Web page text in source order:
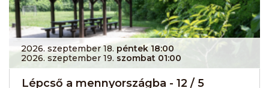
2026. szeptember 18. péntek 18:00
2026. szeptember 19. szombat 01:00
Lépcső a mennyországba - 12 / 5